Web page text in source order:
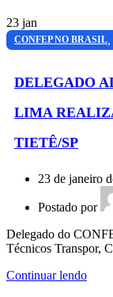
23 jan
CONFEP NO BRASIL,
DELEGADO
LIMA
TIETÊ/SP
23 de janeiro
Postado por
Delegado do
Técnicos Transpor,
Continuar lendo